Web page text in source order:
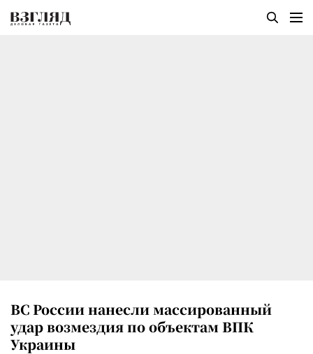
ВС России нанесли массированный
удар возмездия по объектам ВПК
Украины